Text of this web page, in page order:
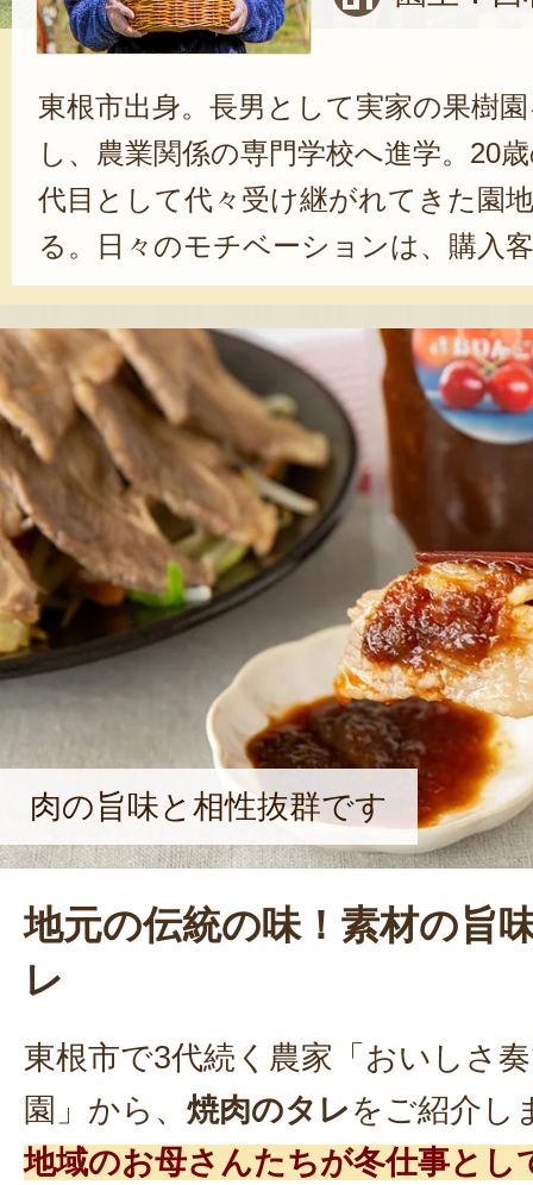
東根市出身。長男として実家の果樹
し、農業関係の専門学校へ進学。20
代目として代々受け継がれてきた園
る。日々のモチベーションは、購入
が一番美味しい」「また来年も買い
えることだという。「このあたりは
の中からうちを選んでもらい、リピ
てもらえるのは、本当にありがたい
にじませる西村さん。「今後は伝統
つ、環境変化にも対応できる品種や
い果物の栽培にも挑戦していきたい
語った。
肉の旨味と相性抜群です
地元の伝統の味！素材の旨
レ
東根市で3代続く農家「おいしさ
園」から、 焼肉のタレをご紹介し
地域のお母さんたちが冬仕事とし